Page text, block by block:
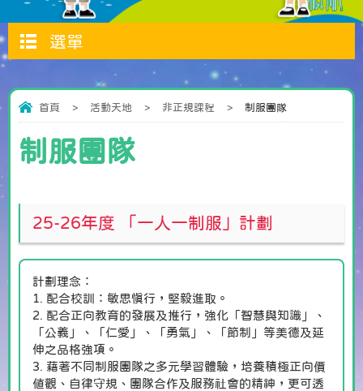
選單
首頁 > 活動天地 > 非正規課程 > 制服團隊
制服團隊
25-26年度 「一人一制服」計劃
計劃理念：
1. 配合校訓：敏思慎行，堅毅進取。
2. 配合正向教育的發展及推行，強化「智慧與知識」、
「公義」、「仁愛」、「勇氣」、「節制」等美德及延
伸之品格強項。
3. 藉著不同制服團隊之多元學習體驗，培養積極正向價
值觀、自律守規、團隊合作及服務社會的精神，更可透